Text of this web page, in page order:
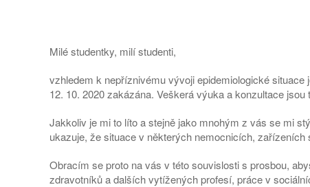
Milé studentky, milí studenti,
vzhledem k nepříznivému vývoji epidemiologické
12. 10. 2020 zakázána. Veškerá výuka a konzultace
Jakkoliv je mi to líto a stejně jako mnohým z vás se mi
ukazuje, že situace v některých nemocnicích,
Obracím se proto na vás v této souvislosti s prosbou,
zdravotníků a dalších vytížených profesí, práce v